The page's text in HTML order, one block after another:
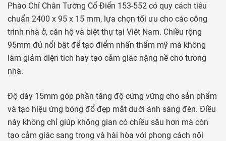
Phào Chỉ Chân Tường Cổ Điển 153-552 có quy cách tiêu
chuẩn 2400 x 95 x 15 mm, lựa chọn tối ưu cho các công
trình nhà ở, căn hộ và biệt thự tại Việt Nam. Chiều rộng
95mm đủ nổi bật để tạo điểm nhấn thẩm mỹ mà không
làm giảm diện tích hay tạo cảm giác nặng nề cho tường
nhà.
Độ dày 15mm góp phần tăng độ cứng vững cho sản phẩm
và tạo hiệu ứng bóng đổ đẹp mắt dưới ánh sáng đèn. Điều
này không chỉ giúp không gian có chiều sâu hơn mà còn
tạo cảm giác sang trọng và hài hòa với phong cách nội